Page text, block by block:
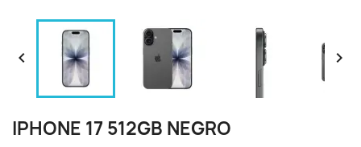
 
IPHONE 17 512GB NEGRO